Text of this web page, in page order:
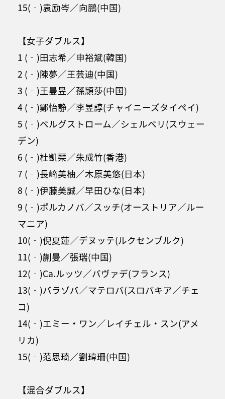
15(‐)袁励岑／向鵬(中国)
【女子ダブルス】
1 (‐)田志希／申裕斌(韓国)
2 (‐)陳夢／王芸迪(中国)
3 (‐)王曼昱／孫頴莎(中国)
4 (‐)鄭怡静／李昱諄(チャイニーズタイペイ)
5 (‐)ベルグストローム／シェルベリ(スウェー
デン)
6 (‐)杜凱琹／朱成竹(香港)
7 (‐)長﨑美柚／木原美悠(日本)
8 (‐)伊藤美誠／早田ひな(日本)
9 (‐)ポルカノバ／スッチ(オーストリア／ルー
マニア)
10(‐)倪夏蓮／デヌッテ(ルクセンブルク)
11(‐)蒯曼／張瑞(中国)
12(‐)Ca.ルッツ／バヴァデ(フランス)
13(‐)バラゾバ／マテロバ(スロバキア／チェ
コ)
14(‐)エミー・ワン／レイチェル・スン(アメ
リカ)
15(‐)范思琦／劉瑋珊(中国)
【混合ダブルス】